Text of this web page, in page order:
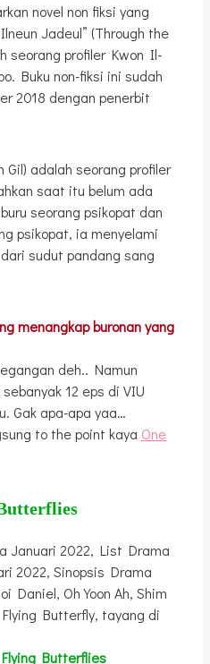
novel non fiksi yang
Jadeul” (Through the
seorang profiler Kwon Il-
Buku non-fiksi ini sudah
2018 dengan penerbit
Gil) adalah seorang profiler
saat itu belum ada
seorang psikopat dan
psikopat, ia menyelami
sudut pandang sang
menangkap buronan yang
deh.. Namun
12 eps di VIU
Gak apa-apa yaa…
to the point kaya One
Flying Butterflies